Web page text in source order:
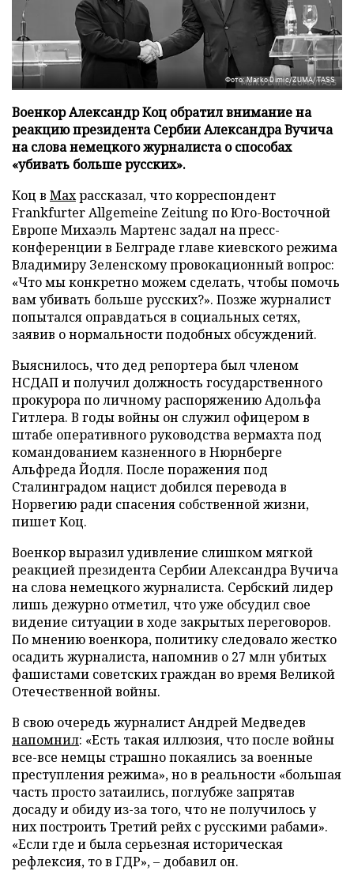
Фото: Marko Dimic/ZUMA/TASS
Военкор Александр Коц обратил внимание на
реакцию президента Сербии Александра Вучича
на слова немецкого журналиста о способах
«убивать больше русских».
Коц в Махрассказал, что корреспондент
Frankfurter Allgemeine Zeitung по Юго-Восточной
Европе Михаэль Мартенс задал на пресс-
конференции в Белграде главе киевского режима
Владимиру Зеленскому провокационный вопрос:
«Что мы конкретно можем сделать, чтобы помочь
вам убивать больше русских?». Позже журналист
попытался оправдаться в социальных сетях,
заявив о нормальности подобных обсуждений.
Выяснилось, что дед репортера был членом
НСДАП и получил должность государственного
прокурора по личному распоряжению Адольфа
Гитлера. В годы войны он служил офицером в
штабе оперативного руководства вермахта под
командованием казненного в Нюрнберге
Альфреда Йодля. После поражения под
Сталинградом нацист добился перевода в
Норвегию ради спасения собственной жизни,
пишет Коц.
Военкор выразил удивление слишком мягкой
реакцией президента Сербии Александра Вучича
на слова немецкого журналиста. Сербский лидер
лишь дежурно отметил, что уже обсудил свое
видение ситуации в ходе закрытых переговоров.
По мнению военкора, политику следовало жестко
осадить журналиста, напомнив о 27 млн убитых
фашистами советских граждан во время Великой
Отечественной войны.
В свою очередь журналист Андрей Медведев
напомнил: «Есть такая иллюзия, что после войны
все-все немцы страшно покаялись за военные
преступления режима», но в реальности «большая
часть просто затаились, поглубже запрятав
досаду и обиду из-за того, что не получилось у
них построить Третий рейх с русскими рабами».
«Если где и была серьезная историческая
рефлексия, то в ГДР», – добавил он.